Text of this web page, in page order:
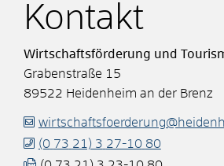
Kontakt
Wirtschaftsförderung und
Grabenstraße 15
89522 Heidenheim an der Brenz
(0 73 21) 3 27-10 80